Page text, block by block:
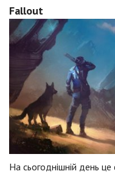
Fallout
На сьогоднішній день